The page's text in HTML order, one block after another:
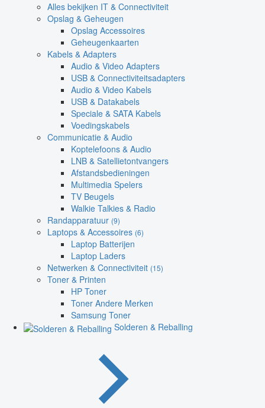
Alles bekijken IT & Connectiviteit
Opslag & Geheugen
Opslag Accessoires
Geheugenkaarten
Kabels & Adapters
Audio & Video Adapters
USB & Connectiviteitsadapters
Audio & Video Kabels
USB & Datakabels
Speciale & SATA Kabels
Voedingskabels
Communicatie & Audio
Koptelefoons & Audio
LNB & Satellietontvangers
Afstandsbedieningen
Multimedia Spelers
TV Beugels
Walkie Talkies & Radio
Randapparatuur (9)
Laptops & Accessoires (6)
Laptop Batterijen
Laptop Laders
Netwerken & Connectiviteit (15)
Toner & Printen
HP Toner
Toner Andere Merken
Samsung Toner
Solderen & Reballing